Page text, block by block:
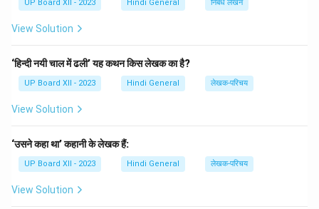
UP Board XII - 2023 Hindi General निबंध लेखन
View Solution
‘हिन्दी नयी चाल में ढली’ यह कथन किस लेखक का है?
UP Board XII - 2023 Hindi General लेखक-परिचय
View Solution
‘उसने कहा था’ कहानी के लेखक हैं:
UP Board XII - 2023 Hindi General लेखक-परिचय
View Solution